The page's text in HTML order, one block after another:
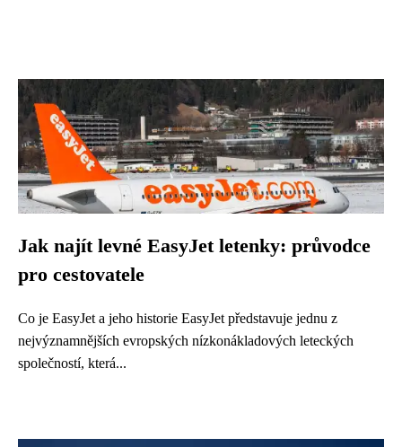
Jak najít levné EasyJet letenky: průvodce
pro cestovatele
Co je EasyJet a jeho historie EasyJet představuje jednu z
nejvýznamnějších evropských nízkonákladových leteckých
společností, která...